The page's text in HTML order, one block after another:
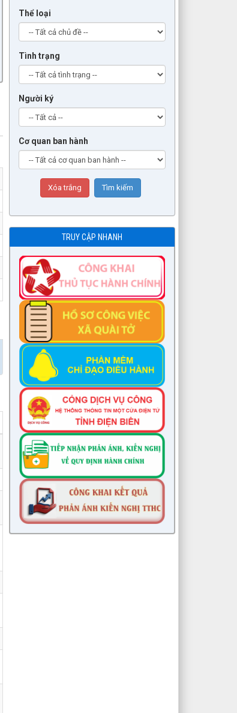
Thể loại
Tình trạng
Người ký
Cơ quan ban hành
TRUY CẬP NHANH